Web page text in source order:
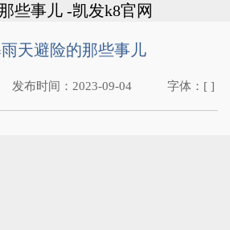
些事儿 -凯发k8官网
天避险的那些事儿
发布时间： 2023-09-04 字体：[ ]